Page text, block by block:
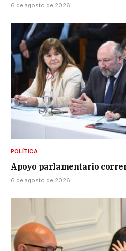
6 de agosto de 2026
POLÍTICA
Apoyo parlamentario
6 de agosto de 2026